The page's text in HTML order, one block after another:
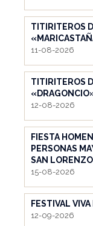
TITIRITEROS
11-08-2026
TITIRITEROS
12-08-2026
FIESTA
PERSONAS
SAN
15-08-2026
FESTIVAL
12-09-2026